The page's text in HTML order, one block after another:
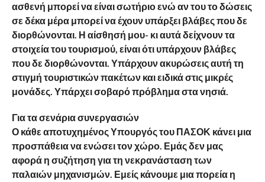
ασθενή μπορεί να είναι σωτήριο ενώ αν του το δώσεις
σε δέκα μέρα μπορεί να έχουν υπάρξει βλάβες που δε
διορθώνονται. Η αίσθησή μου- κι αυτά δείχνουν τα
στοιχεία του τουρισμού, είναι ότι υπάρχουν βλάβες
που δε διορθώνονται. Υπάρχουν ακυρώσεις αυτή τη
στιγμή τουριστικών πακέτων και ειδικά στις μικρές
μονάδες. Υπάρχει σοβαρό πρόβλημα στα νησιά.
Για τα σενάρια συνεργασιών
Ο κάθε αποτυχημένος Υπουργός του ΠΑΣΟΚ κάνει μια
προσπάθεια να ενώσει τον χώρο. Εμάς δεν μας
αφορά η συζήτηση για τη νεκρανάσταση των
παλαιών μηχανισμών. Εμείς κάνουμε μια πορεία η